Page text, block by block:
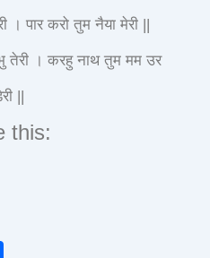
। पार करो तुम नैया मेरी ||
तेरी । करहु नाथ तुम मम उर
||
this: